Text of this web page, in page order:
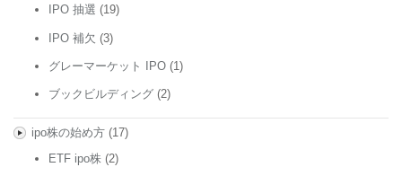
IPO 抽選 (19)
IPO 補欠 (3)
グレーマーケット IPO (1)
ブックビルディング (2)
ipo株の始め方(17)
ETF ipo株 (2)